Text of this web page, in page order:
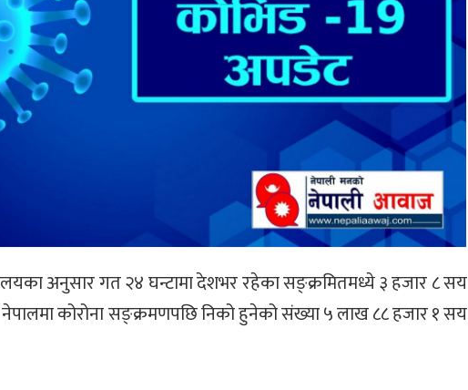
अनुसार गत २४ घन्टामा देशभर रहेका सङ्क्रमितमध्ये ३ हजार ८ सय
कोरोना सङ्क्रमणपछि निको हुनेको संख्या ५ लाख ८८ हजार १ सय